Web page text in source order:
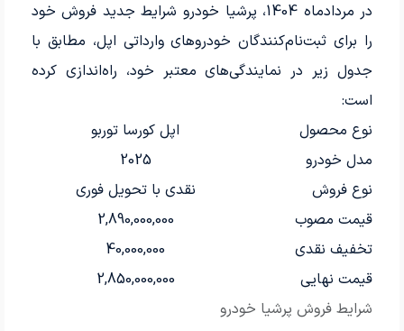
در مردادماه 1404، پرشیا خودرو شرایط جدید فروش خود
را برای ثبت‌نام‌کنندگان خودروهای وارداتی اپل، مطابق با
جدول زیر در نمایندگی‌های معتبر خود، راه‌اندازی کرده
است:
شرایط فروش پرشیا خودرو
نوع محصول
اپل کورسا توربو
مدل خودرو
2025
نوع فروش
نقدی با تحویل فوری
قیمت مصوب
2,890,000,000
تخفیف نقدی
40,000,000
قیمت نهایی
2,850,000,000